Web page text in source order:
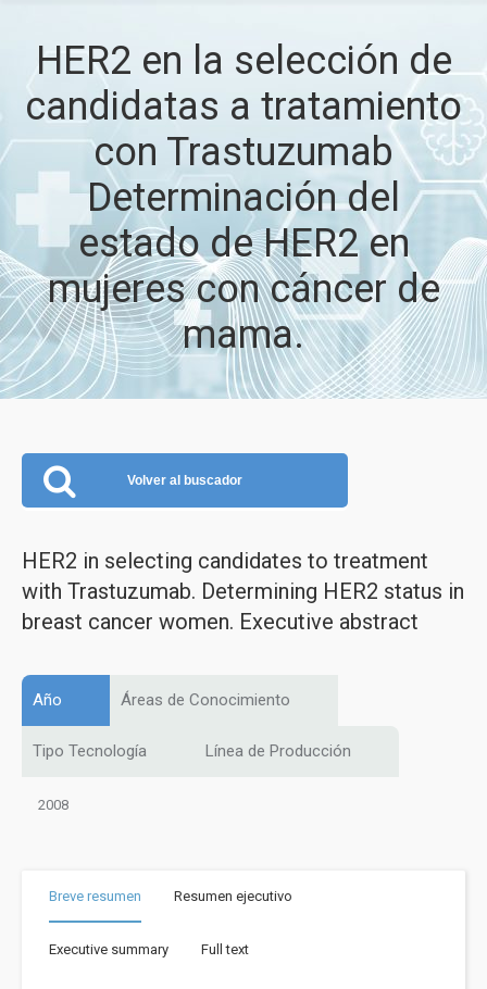
HER2 en la selección de
candidatas a tratamiento
con Trastuzumab
Determinación del
estado de HER2 en
mujeres con cáncer de
mama.
Volver al buscador
HER2 in selecting candidates to treatment
with Trastuzumab. Determining HER2 status in
breast cancer women. Executive abstract
Año Áreas de Conocimiento
Tipo Tecnología Línea de Producción
2008
Breve resumen Resumen ejecutivo
Executive summary Full text